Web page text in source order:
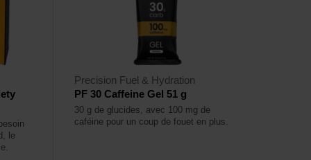
le
Precision Fuel & Hydration
PF 30 Caffeine Gel 51 g
30 g de glucides, avec 100 mg de
caféine pour un coup de fouet en plus.